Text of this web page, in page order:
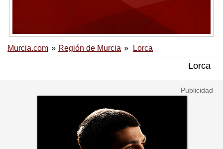
Murcia.com Región de Murcia Lorca
Lorca